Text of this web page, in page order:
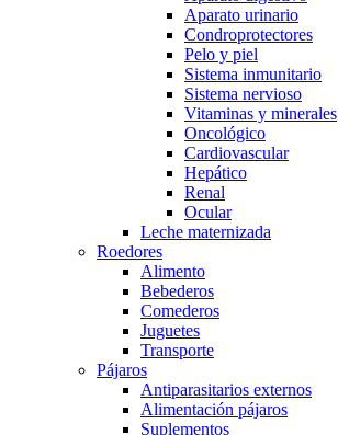
Aparato urinario
Condroprotectores
Pelo y piel
Sistema inmunitario
Sistema nervioso
Vitaminas y minerales
Oncológico
Cardiovascular
Hepático
Renal
Ocular
Leche maternizada
Roedores
Alimento
Bebederos
Comederos
Juguetes
Transporte
Pájaros
Antiparasitarios externos
Alimentación pájaros
Suplementos